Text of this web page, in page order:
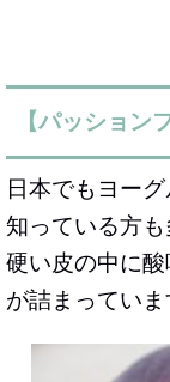
【パッション
日本でもヨー
知っている方も
硬い皮の中に
が詰まっていま